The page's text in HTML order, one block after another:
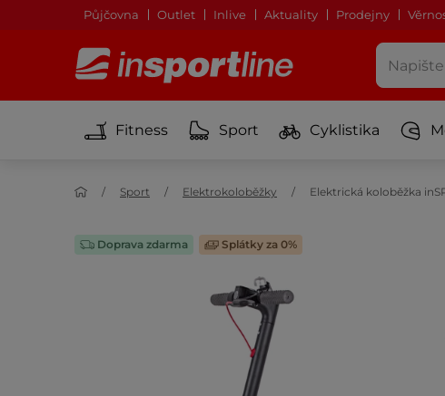
Půjčovna Outlet Inlive Aktuality Prodejny
Fitness Sport Cyklistika
Sport Elektrokoloběžky Elektrická koloběžka
Doprava zdarma Splátky za 0%